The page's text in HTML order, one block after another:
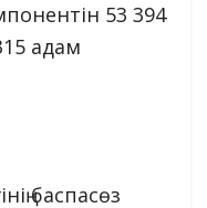
53 394
адам
баспасөз